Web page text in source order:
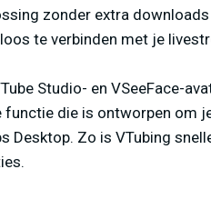
zonder extra
te verbinden met je
Studio- en VSeeFace-
die is ontworpen om
Desktop. Zo is VTubing